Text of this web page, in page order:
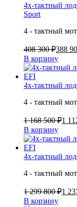
4х-тактный
Sport
4 - тактный
408 300 ₽388
В корзину
4х-тактный
4 - тактный
1 168 500 ₽1
В корзину
4х-тактный
4 - тактный
1 299 800 ₽1
В корзину